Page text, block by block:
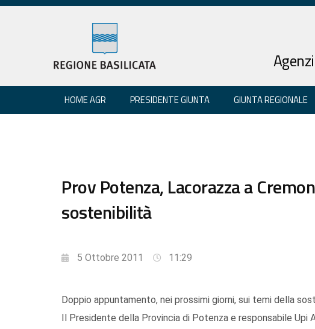
HOME AGR PRESIDENTE GIUNTA GIUNTA REGIONALE
Prov Potenza, Lacorazza a
sostenibilità
5 Ottobre 2011 11:29
Doppio appuntamento, nei prossimi giorni, sui temi della
Il Presidente della Provincia di Potenza e responsabile Upi